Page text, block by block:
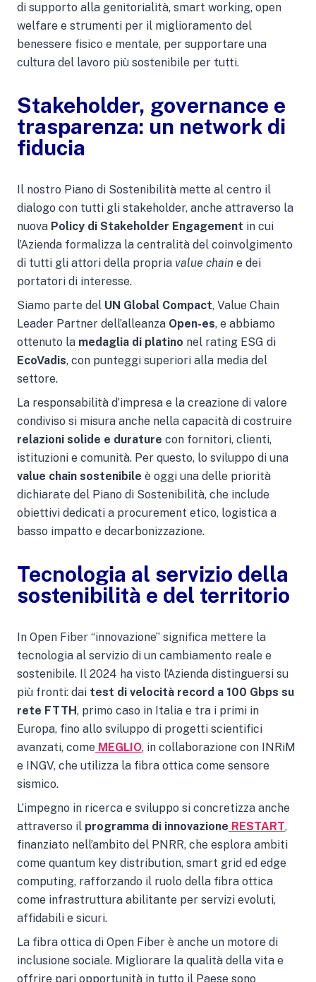
di supporto alla genitorialità, smart working, open
welfare e strumenti per il miglioramento del
benessere fisico e mentale, per supportare una
cultura del lavoro più sostenibile per tutti.
Stakeholder, governance e
trasparenza: un network di
fiducia
Il nostro Piano di Sostenibilità mette al centro il
dialogo con tutti gli stakeholder, anche attraverso la
nuova Policy di Stakeholder Engagement in cui
l’Azienda formalizza la centralità del coinvolgimento
di tutti gli attori della propria value chain e dei
portatori di interesse.
Siamo parte del UN Global Compact, Value Chain
Leader Partner dell’alleanza Open-es, e abbiamo
ottenuto la medaglia di platino nel rating ESG di
EcoVadis, con punteggi superiori alla media del
settore.
La responsabilità d’impresa e la creazione di valore
condiviso si misura anche nella capacità di costruire
relazioni solide e durature con fornitori, clienti,
istituzioni e comunità. Per questo, lo sviluppo di una
value chain sostenibile è oggi una delle priorità
dichiarate del Piano di Sostenibilità, che include
obiettivi dedicati a procurement etico, logistica a
basso impatto e decarbonizzazione.
Tecnologia al servizio della
sostenibilità e del territorio
In Open Fiber “innovazione” significa mettere la
tecnologia al servizio di un cambiamento reale e
sostenibile. Il 2024 ha visto l’Azienda distinguersi su
più fronti: dai test di velocità record a 100 Gbps su
rete FTTH, primo caso in Italia e tra i primi in
Europa, fino allo sviluppo di progetti scientifici
avanzati, come MEGLIO, in collaborazione con INRiM
e INGV, che utilizza la fibra ottica come sensore
sismico.
L’impegno in ricerca e sviluppo si concretizza anche
attraverso il programma di innovazione RESTART,
finanziato nell’ambito del PNRR, che esplora ambiti
come quantum key distribution, smart grid ed edge
computing, rafforzando il ruolo della fibra ottica
come infrastruttura abilitante per servizi evoluti,
affidabili e sicuri.
La fibra ottica di Open Fiber è anche un motore di
inclusione sociale. Migliorare la qualità della vita e
offrire pari opportunità in tutto il Paese sono